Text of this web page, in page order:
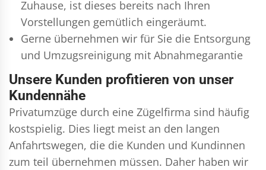
Zuhause, ist dieses bereits nach Ihren
Vorstellungen gemütlich eingeräumt.
Gerne übernehmen wir für Sie die Entsorgung
und Umzugsreinigung mit Abnahmegarantie
Unsere Kunden profitieren von unser
Kundennähe
Privatumzüge durch eine Zügelfirma sind häufig
kostspielig. Dies liegt meist an den langen
Anfahrtswegen, die die Kunden und Kundinnen
zum teil übernehmen müssen. Daher haben wir